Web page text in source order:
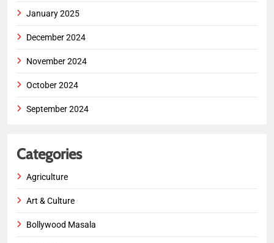
January 2025
December 2024
November 2024
October 2024
September 2024
Categories
Agriculture
Art & Culture
Bollywood Masala